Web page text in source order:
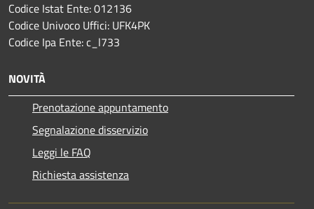
Codice Istat Ente: 012136
Codice Univoco Uffici: UFK4PK
Codice Ipa Ente: c_l733
NOVITÀ
Prenotazione appuntamento
Segnalazione disservizio
Leggi le FAQ
Richiesta assistenza